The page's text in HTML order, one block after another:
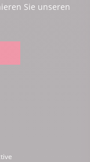
Sie unseren